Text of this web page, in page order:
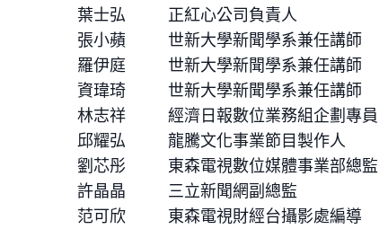
葉士弘
正紅心公司負責人
張小蘋
世新大學新聞學系兼任講師
羅伊庭
世新大學新聞學系兼任講師
資瑋琦
世新大學新聞學系兼任講師
林志祥
經濟日報數位業務組企劃專員
邱耀弘
龍騰文化事業節目製作人
劉芯彤
東森電視數位媒體事業部總監
許晶晶
三立新聞網副總監
范可欣
東森電視財經台攝影處編導